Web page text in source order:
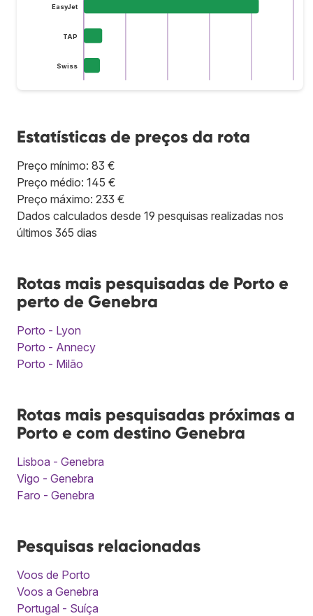
EasyJet
TAP
Swiss
Estatísticas de preços da rota
Preço mínimo: 83 €
Preço médio: 145 €
Preço máximo: 233 €
Dados calculados desde 19 pesquisas realizadas nos
últimos 365 dias
Rotas mais pesquisadas de Porto e
perto de Genebra
Porto - Lyon
Porto - Annecy
Porto - Milão
Rotas mais pesquisadas próximas a
Porto e com destino Genebra
Lisboa - Genebra
Vigo - Genebra
Faro - Genebra
Pesquisas relacionadas
Voos de Porto
Voos a Genebra
Portugal - Suíça